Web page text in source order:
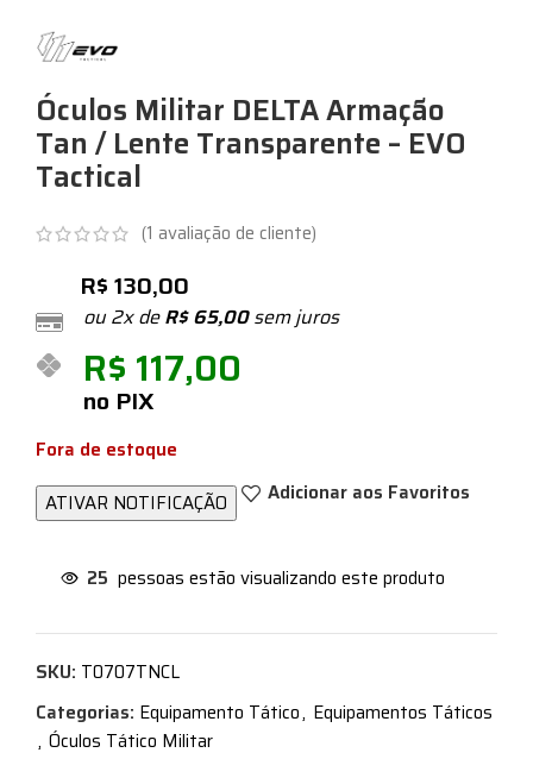
Óculos Militar DELTA Armação
Tan / Lente Transparente – EVO
Tactical
(1 avaliação de cliente)
R$130,00
ou 2x deR$65,00sem juros
R$ 117,00
no PIX
Fora de estoque
Adicionar aos Favoritos
25 pessoas estão visualizando este produto
SKU: T0707TNCL
Categorias: Equipamento Tático, Equipamentos Táticos
, Óculos Tático Militar